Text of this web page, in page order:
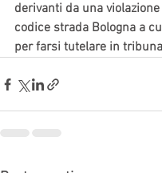
derivanti da una violazione
codice strada Bologna a
per farsi tutelare in